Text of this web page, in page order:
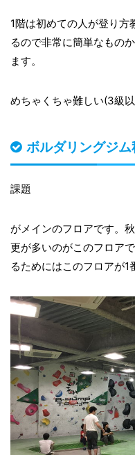
1階は初めての人が登り
るので非常に簡単なもの
ます。
めちゃくちゃ難しい(3級
ボルダリングジ
課題
がメインのフロアです。
更が多いのがこのフロア
るためにはこのフロアが1